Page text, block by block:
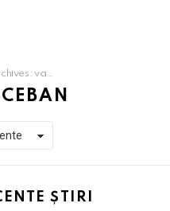
vadim ceban
ȘTIRI